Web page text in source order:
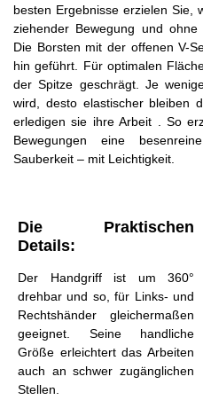
besten Ergebnisse erzielen Sie,
ziehender Bewegung und
Die Borsten mit der offenen V-
hin geführt. Für optimalen
der Spitze geschrägt. Je
wird, desto elastischer bleiben
erledigen sie ihre Arbeit . So
Bewegungen eine
Sauberkeit – mit Leichtigkeit.
Die Praktischen
Details:
Der Handgriff ist um 360°
drehbar und so, für Links- und
Rechtshänder gleichermaßen
geeignet. Seine handliche
Größe erleichtert das Arbeiten
auch an schwer zugänglichen
Stellen.